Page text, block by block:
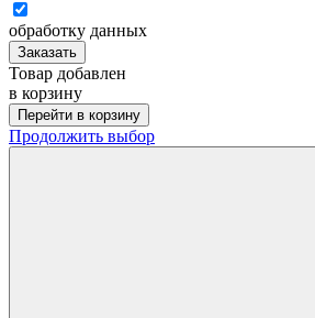
обработку данных
Заказать
Товар добавлен
в корзину
Перейти в корзину
Продолжить выбор